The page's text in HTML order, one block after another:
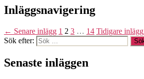
Inläggsnavigering
← Senare inlägg 1 2 3 … 14 Tidigare inlägg
Sök efter:
Senaste inläggen